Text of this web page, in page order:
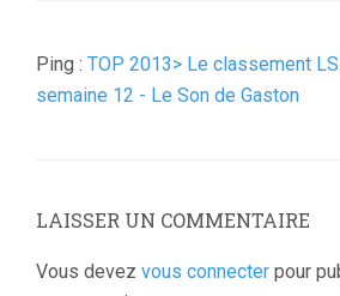
Ping : TOP 2013> Le classement
semaine 12 - Le Son de Gaston
LAISSER UN COMMENTAIRE
Vous devez vous connecter pour